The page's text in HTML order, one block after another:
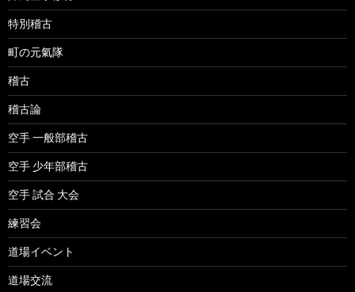
特別稽古
町の元氣隊
稽古
稽古論
空手 一般部稽古
空手 少年部稽古
空手 試合 大会
練習会
道場イベント
道場交流